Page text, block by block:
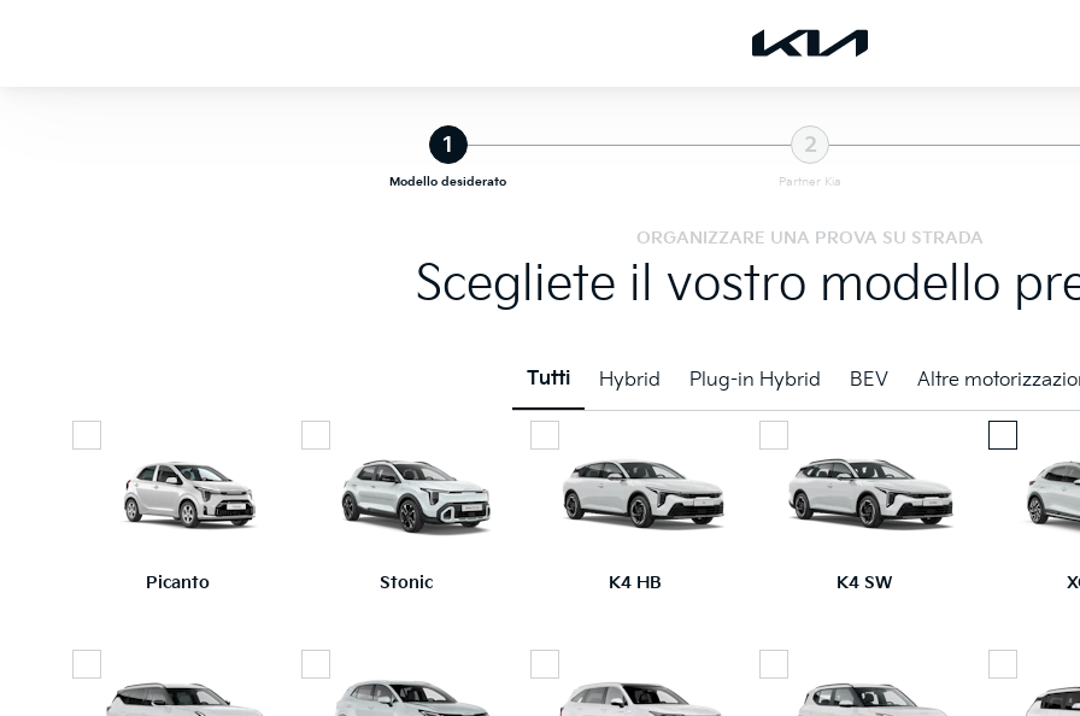
1
Modello desiderato
2
Partner Kia
ORGANIZZARE UNA PROVA SU STRADA
Scegliete il vostro modello
Tutti Hybrid Plug-in Hybrid BEV Altre
Picanto Stonic K4 HB K4 SW